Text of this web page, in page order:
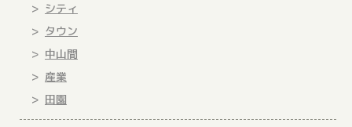
シティ
タウン
中山間
産業
田園